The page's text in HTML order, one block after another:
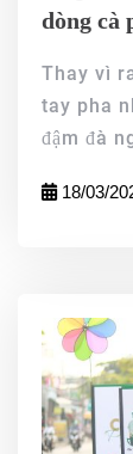
dòng cà
Thay vì
tay pha
đậm đà
18/03/